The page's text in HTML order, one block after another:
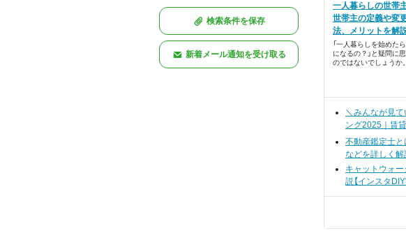
検索条件を保存
新着メール通知を受け取る
一人暮らしの世帯
世帯主の定義や変
法、メリットを解
「一人暮らしを始めた
になるの？」と疑問に
のではないでしょうか。
＼みんなが見
ング2025｜賃
不動産鑑定士
などを詳しく解
キャットウォ
説【インスタDIY